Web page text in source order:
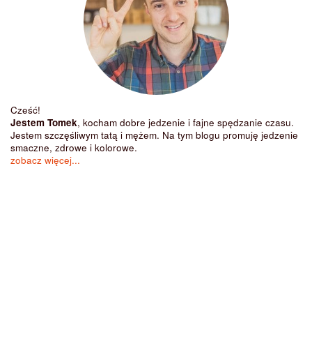
Cześć!
Jestem Tomek, kocham dobre jedzenie i fajne spędzanie czasu.
Jestem szczęśliwym tatą i mężem. Na tym blogu promuję jedzenie
smaczne, zdrowe i kolorowe.
zobacz więcej...